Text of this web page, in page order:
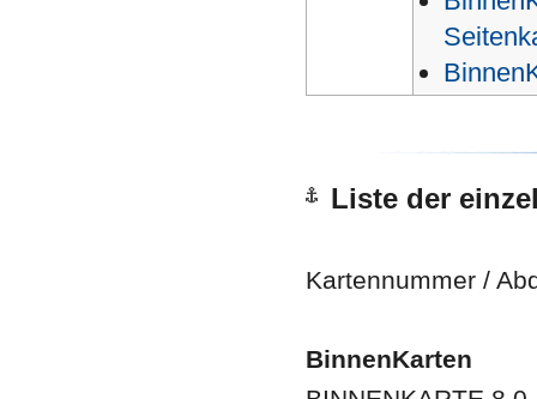
Liste der
Kartennummer /
BinnenKarten